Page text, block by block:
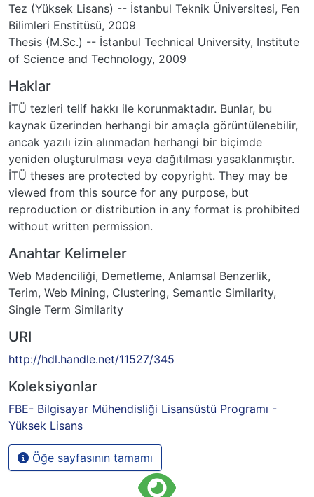
Tez (Yüksek Lisans) -- İstanbul Teknik Üniversitesi, Fen
Bilimleri Enstitüsü, 2009
Thesis (M.Sc.) -- İstanbul Technical University, Institute
of Science and Technology, 2009
Haklar
İTÜ tezleri telif hakkı ile korunmaktadır. Bunlar, bu
kaynak üzerinden herhangi bir amaçla görüntülenebilir,
ancak yazılı izin alınmadan herhangi bir biçimde
yeniden oluşturulması veya dağıtılması yasaklanmıştır.
İTÜ theses are protected by copyright. They may be
viewed from this source for any purpose, but
reproduction or distribution in any format is prohibited
without written permission.
Anahtar Kelimeler
Web Madenciliği, Demetleme, Anlamsal Benzerlik,
Terim, Web Mining, Clustering, Semantic Similarity,
Single Term Similarity
URI
http://hdl.handle.net/11527/345
Koleksiyonlar
FBE- Bilgisayar Mühendisliği Lisansüstü Programı -
Yüksek Lisans
Öğe sayfasının tamamı